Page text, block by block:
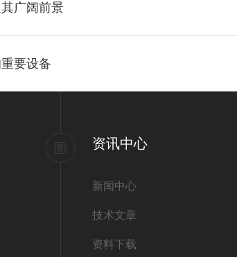
广阔前景
要设备
资讯中心
新闻中心
技术文章
资料下载